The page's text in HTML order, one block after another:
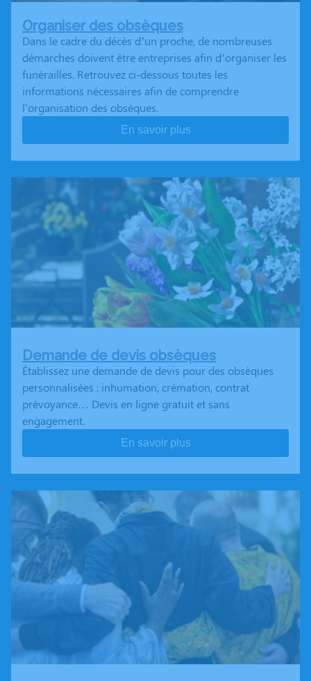
Organiser des obsèques
Dans le cadre du décès d’un proche, de nombreuses
démarches doivent être entreprises afin d’organiser les
funérailles. Retrouvez ci-dessous toutes les
informations nécessaires afin de comprendre
l'organisation des obsèques.
En savoir plus
Demande de devis obsèques
Établissez une demande de devis pour des obsèques
personnalisées : inhumation, crémation, contrat
prévoyance… Devis en ligne gratuit et sans
engagement.
En savoir plus